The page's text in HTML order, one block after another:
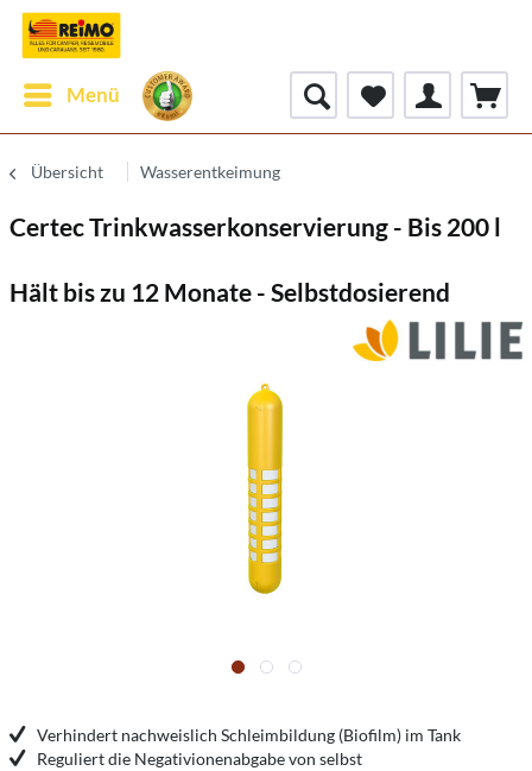
Menü
Übersicht Wasserentkeimung
Certec Trinkwasserkonservierung - Bis 200 l
Hält bis zu 12 Monate - Selbstdosierend
Verhindert nachweislich Schleimbildung (Biofilm) im Tank
Reguliert die Negativionenabgabe von selbst